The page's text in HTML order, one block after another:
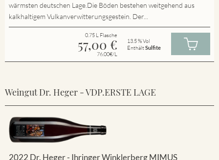
wärmsten deutschen Lage.Die Böden bestehen weitgehend aus
kalkhaltigem Vulkanverwitterungsgestein. Der...
0.75 L Flasche
57,00 €
76.00€/L
13.5 % Vol
EnthältSulfite
Weingut Dr. Heger - VDP.ERSTE LAGE
2022 Dr. Heger - Ihringer Winklerberg MIMUS